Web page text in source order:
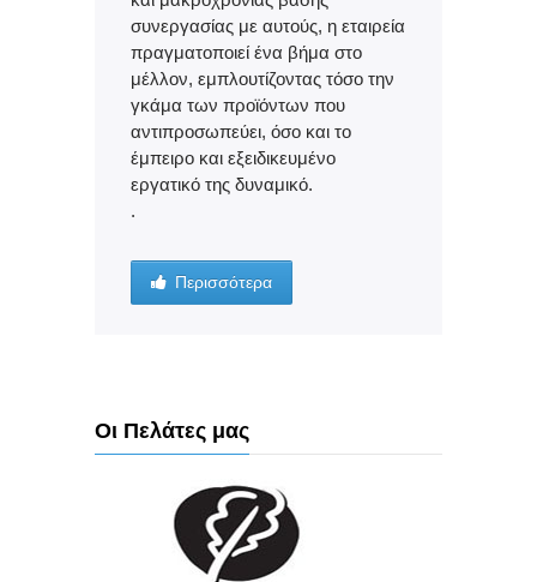
συνεργασίας με αυτούς, η εταιρεία
πραγματοποιεί ένα βήμα στο
μέλλον, εμπλουτίζοντας τόσο την
γκάμα των προϊόντων που
αντιπροσωπεύει, όσο και το
έμπειρο και εξειδικευμένο
εργατικό της δυναμικό.
.
Περισσότερα
Οι Πελάτες μας